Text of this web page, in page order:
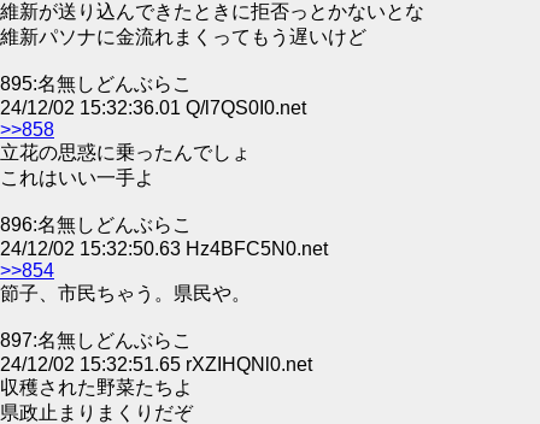
維新が送り込んできたときに拒否っとかないとな
維新パソナに金流れまくってもう遅いけど
895:名無しどんぶらこ
24/12/02 15:32:36.01 Q/l7QS0I0.net
>>858
立花の思惑に乗ったんでしょ
これはいい一手よ
896:名無しどんぶらこ
24/12/02 15:32:50.63 Hz4BFC5N0.net
>>854
節子、市民ちゃう。県民や。
897:名無しどんぶらこ
24/12/02 15:32:51.65 rXZIHQNl0.net
収穫された野菜たちよ
県政止まりまくりだぞ